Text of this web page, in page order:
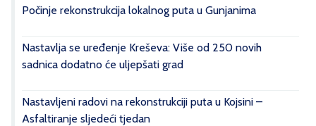
Počinje rekonstrukcija lokalnog puta u Gunjanima
Nastavlja se uređenje Kreševa: Više od 250 novih
sadnica dodatno će uljepšati grad
Nastavljeni radovi na rekonstrukciji puta u Kojsini –
Asfaltiranje sljedeći tjedan